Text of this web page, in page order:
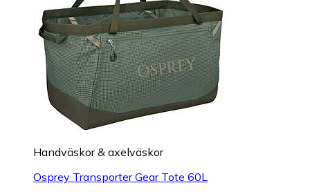
Handväskor & axelväskor
Osprey Transporter Gear Tote 60L